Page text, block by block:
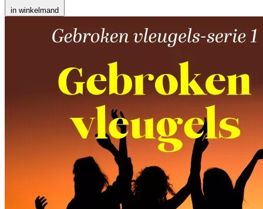
in winkelmand